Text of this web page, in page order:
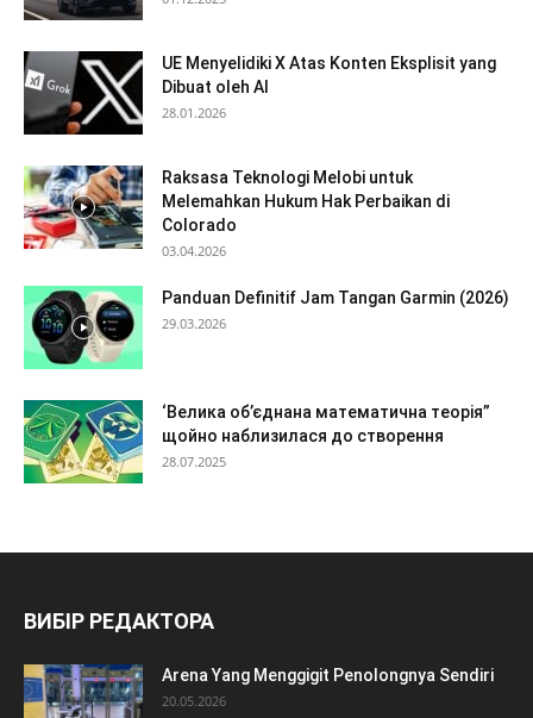
UE Menyelidiki X Atas Konten Eksplisit yang
Dibuat oleh AI
28.01.2026
Raksasa Teknologi Melobi untuk
Melemahkan Hukum Hak Perbaikan di
Colorado
03.04.2026
Panduan Definitif Jam Tangan Garmin (2026)
29.03.2026
‘Велика об’єднана математична теорія”
щойно наблизилася до створення
28.07.2025
ВИБІР РЕДАКТОРА
Arena Yang Menggigit Penolongnya Sendiri
20.05.2026